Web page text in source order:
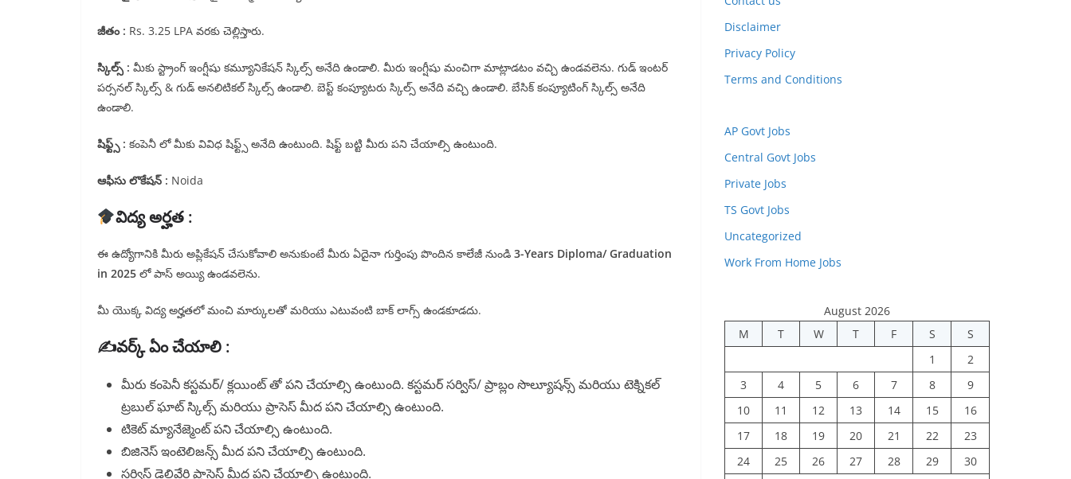
జీతం : Rs. 3.25 LPA వరకు చెల్లిస్తారు.
స్కిల్స్ : మీకు స్ట్రాంగ్ ఇంగ్షీషు కమ్యూనికేషన్ స్కిల్స్ అనేది ఉండాలి. మీరు ఇంగ్షీషు మంచిగా మాట్లాడటం వచ్చి ఉండవలెను. గుడ్ ఇంటర్
పర్సనల్ స్కిల్స్ & గుడ్ అనలిటికల్ స్కిల్స్ ఉండాలి. బెస్ట్ కంప్యూటరు స్కిల్స్ అనేది వచ్చి ఉండాలి. బేసిక్ కంప్యూటింగ్ స్కిల్స్ అనేది
ఉండాలి.
షిఫ్ట్స్ : కంపెనీ లో మీకు వివిధ షిఫ్ట్స్ అనేది ఉంటుంది. షిఫ్ట్ బట్టి మీరు పని చేయాల్సి ఉంటుంది.
ఆఫీసు లొకేషన్ : Noida
విద్య అర్హత :
ఈ ఉద్యోగానికి మీరు అప్లికేషన్ చేసుకోవాలి అనుకుంటే మీరు ఏదైనా గుర్తింపు పొందిన కాలేజీ నుండి 3-Years Diploma/ Graduation
in 2025 లో పాస్ అయ్యి ఉండవలెను.
మీ యొక్క విద్య అర్హతలో మంచి మార్కులతో మరియు ఎటువంటి బాక్ లాగ్స్ ఉండకూడదు.
✍️వర్క్ ఏం చేయాలి :
మీరు కంపెనీ కస్టమర్/ క్లయింట్ తో పని చేయాల్సి ఉంటుంది. కస్టమర్ సర్విస్/ ప్రాబ్లం సొల్యూషన్స్ మరియు టెక్నికల్
ట్రబుల్ ఘాట్ స్కిల్స్ మరియు ప్రాసెస్ మీద పని చేయాల్సి ఉంటుంది.
టికెట్ మ్యానేజ్మెంట్ పని చేయాల్సి ఉంటుంది.
బిజినెస్ ఇంటెలిజన్స్ మీద పని చేయాల్సి ఉంటుంది.
సర్విస్ డెలివేరి ప్రాసెస్ మీద పని చేయాల్సి ఉంటుంది.
Disclaimer
Privacy Policy
Terms and Conditions
AP Govt Jobs
Central Govt Jobs
Private Jobs
TS Govt Jobs
Uncategorized
Work From Home Jobs
August 2026
M
T W T F S
S
1
2
3
4 5 6 7 8
9
10
11 12 13 14 15
16
17
18 19 20 21 22
23
24
25 26 27 28 29
30